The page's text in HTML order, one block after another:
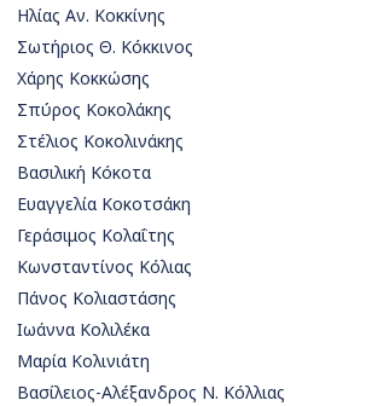
Ηλίας Αν. Κοκκίνης
Σωτήριος Θ. Κόκκινος
Χάρης Κοκκώσης
Σπύρος Κοκολάκης
Στέλιος Κοκολινάκης
Βασιλική Κόκοτα
Ευαγγελία Κοκοτσάκη
Γεράσιμος Κολαΐτης
Κωνσταντίνος Κόλιας
Πάνος Κολιαστάσης
Ιωάννα Κολιλέκα
Μαρία Κολινιάτη
Βασίλειος-Αλέξανδρος Ν. Κόλλιας